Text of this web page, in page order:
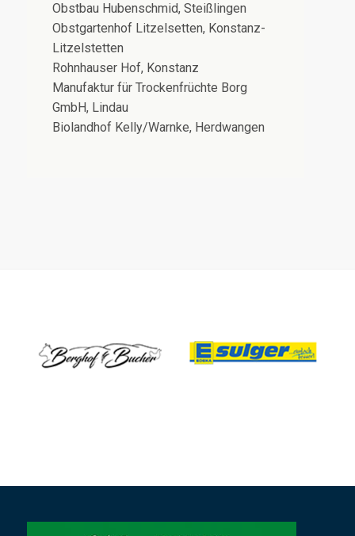
Obstbau Hubenschmid, Steißlingen
Obstgartenhof Litzelsetten, Konstanz-
Litzelstetten
Rohnhauser Hof, Konstanz
Manufaktur für Trockenfrüchte Borg
GmbH, Lindau
Biolandhof Kelly/Warnke, Herdwangen